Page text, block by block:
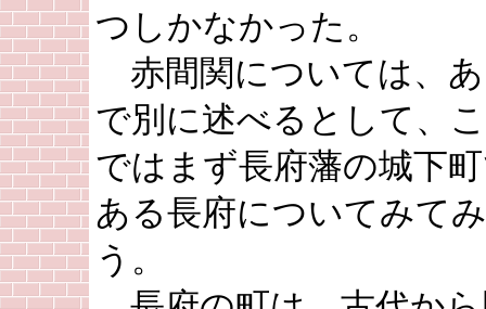
つしかなかった。
赤間関については、
で別に述べるとして、
ではまず長府藩の城下
ある長府についてみて
う。